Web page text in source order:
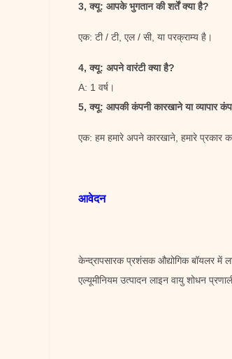
3, क्यू: आपके भुगतान की शर्तें क्या है?
एक: टी / टी, एल / सी, या परक्राम्य है।
4, क्यू: अपने वारंटी क्या है?
A: 1 वर्ष।
5, क्यू: आपकी कंपनी कारखाने या व्यापार
एक: हम हमारे अपने कारखाने, हमारे प्रकार
आवेदन
केन्द्रापसारक प्रशंसक औद्योगिक बॉयलर में
एल्यूमीनियम उत्पादन लाइन वायु शोधन